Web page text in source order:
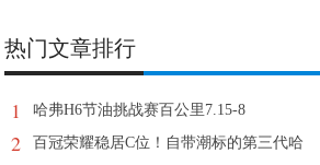
热门文章排行
1 哈弗H6节油挑战赛百公里7.15-8
2 百冠荣耀稳居C位！自带潮标的第三代哈